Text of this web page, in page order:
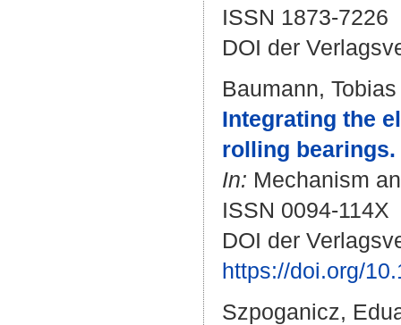
ISSN 1873-7226
DOI der
Baumann, Tobias
Integrating the
rolling bearings.
In: Mechanism
ISSN 0094-114X
DOI der
https://doi.org/
Szpoganicz,